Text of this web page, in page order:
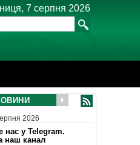
7 серпня 2026
2026
нас у Telegram.
наш канал